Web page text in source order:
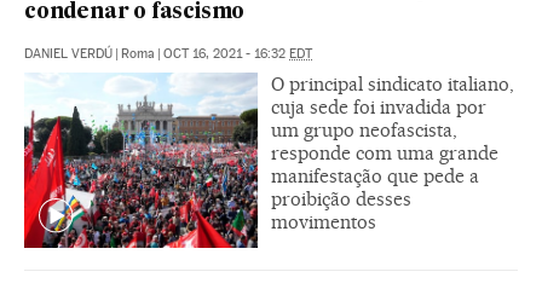
condenar o fascismo
DANIEL VERDÚ | Roma | OCT 16, 2021 - 16:32 EDT
O principal sindicato italiano,
cuja sede foi invadida por
um grupo neofascista,
responde com uma grande
manifestação que pede a
proibição desses
movimentos